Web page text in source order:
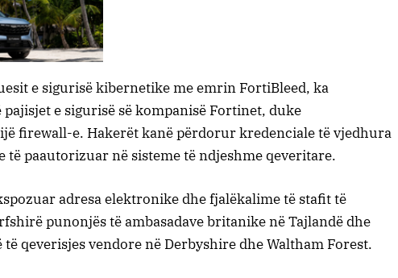
e sigurisë kibernetike me emrin FortiBleed, ka
e sigurisë së kompanisë Fortinet, duke
firewall-e. Hakerët kanë përdorur kredenciale të vjedhura
të paautorizuar në sisteme të ndjeshme qeveritare.
adresa elektronike dhe fjalëkalime të stafit të
punonjës të ambasadave britanike në Tajlandë dhe
qeverisjes vendore në Derbyshire dhe Waltham Forest.